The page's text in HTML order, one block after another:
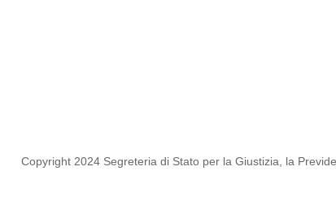
Copyright 2024 Segreteria di Stato per la Giustizia, la